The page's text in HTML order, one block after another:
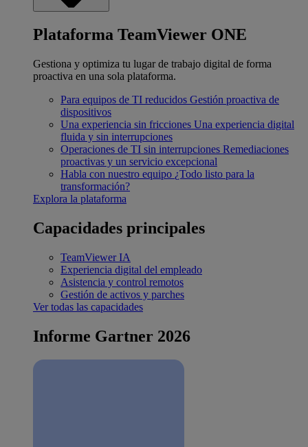
Plataforma TeamViewer ONE
Gestiona y optimiza tu lugar de trabajo digital de forma
proactiva en una sola plataforma.
Para equipos de TI reducidos Gestión proactiva de
dispositivos
Una experiencia sin fricciones Una experiencia digital
fluida y sin interrupciones
Operaciones de TI sin interrupciones Remediaciones
proactivas y un servicio excepcional
Habla con nuestro equipo ¿Todo listo para la
transformación?
Explora la plataforma
Capacidades principales
TeamViewer IA
Experiencia digital del empleado
Asistencia y control remotos
Gestión de activos y parches
Ver todas las capacidades
Informe Gartner 2026